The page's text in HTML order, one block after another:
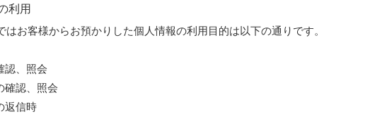
利用
はお客様からお預かりした個人情報の利用目的は以下の通りです。
認、照会
確認、照会
返信時